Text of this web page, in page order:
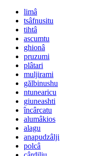
limâ
tsâfnusitu
tihtâ
ascumtu
ghionâ
pruzumi
plâtari
muljirami
gălbinushu
ntunearicu
giuneashti
încârcatu
alumâkios
alagu
anapudzâlji
polcâ